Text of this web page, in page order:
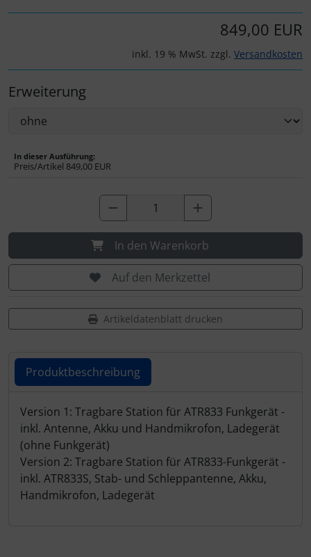
849,00 EUR
inkl. 19 % MwSt. zzgl. Versandkosten
Erweiterung
In dieser Ausführung:
Preis/Artikel 849,00 EUR
In den Warenkorb
Auf den Merkzettel
Artikeldatenblatt drucken
Produktbeschreibung
Produktbeschreibung
Version 1: Tragbare Station für ATR833 Funkgerät -
inkl. Antenne, Akku und Handmikrofon, Ladegerät
(ohne Funkgerät)
Version 2: Tragbare Station für ATR833-Funkgerät -
inkl. ATR833S, Stab- und Schleppantenne, Akku,
Handmikrofon, Ladegerät
Schmuck